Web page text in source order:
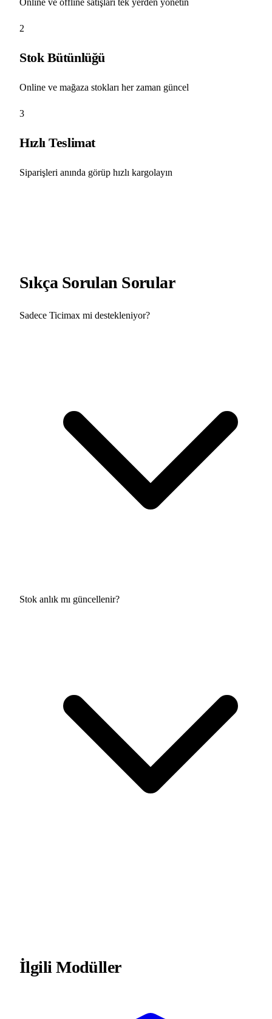
Online ve offline satışları tek yerden yönetin
2
Stok Bütünlüğü
Online ve mağaza stokları her zaman güncel
3
Hızlı Teslimat
Siparişleri anında görüp hızlı kargolayın
Sıkça Sorulan Sorular
Sadece Ticimax mi destekleniyor?
Stok anlık mı güncellenir?
İlgili Modüller